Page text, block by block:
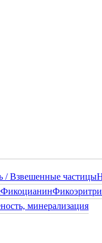
/ Взвешенные частицы
Фикоцианин
минерализация